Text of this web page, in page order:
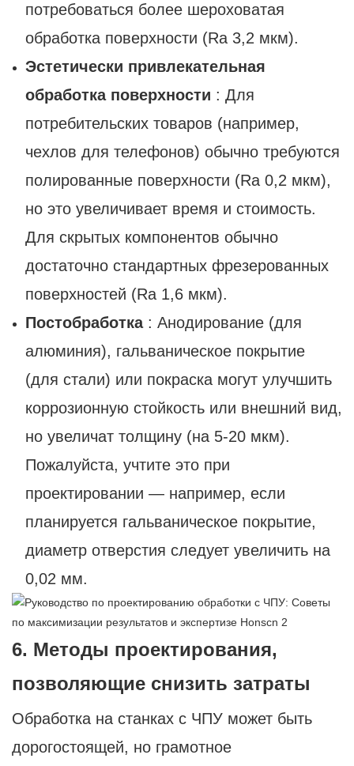
потребоваться более шероховатая
обработка поверхности (Ra 3,2 мкм).
Эстетически привлекательная
обработка поверхности : Для
потребительских товаров (например,
чехлов для телефонов) обычно требуются
полированные поверхности (Ra 0,2 мкм),
но это увеличивает время и стоимость.
Для скрытых компонентов обычно
достаточно стандартных фрезерованных
поверхностей (Ra 1,6 мкм).
Постобработка : Анодирование (для
алюминия), гальваническое покрытие
(для стали) или покраска могут улучшить
коррозионную стойкость или внешний вид,
но увеличат толщину (на 5-20 мкм).
Пожалуйста, учтите это при
проектировании — например, если
планируется гальваническое покрытие,
диаметр отверстия следует увеличить на
0,02 мм.
6. Методы проектирования,
позволяющие снизить затраты
Обработка на станках с ЧПУ может быть
дорогостоящей, но грамотное